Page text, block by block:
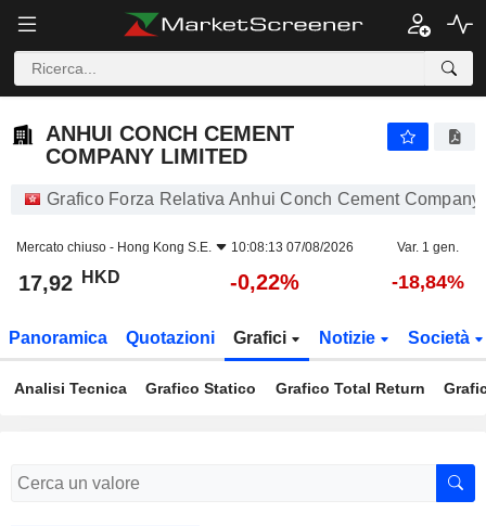
ANHUI CONCH CEMENT
COMPANY LIMITED
Grafico Forza Relativa Anhui Conch Cement
Mercato chiuso - Hong Kong S.E. 10:08:13 07/08/2026 Var. 1 gen.
17,92 HKD -0,22% -18,84%
Panoramica Quotazioni Grafici Notizie Società
Analisi Tecnica Grafico Statico Grafico Total Return